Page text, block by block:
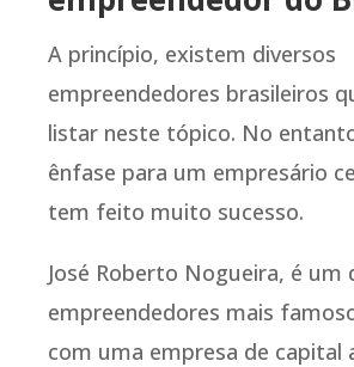
A princípio, existem diversos
empreendedores brasileiros
listar neste tópico. No
ênfase para um empresário
tem feito muito sucesso.
José Roberto Nogueira, é um
empreendedores mais
com uma empresa de capital